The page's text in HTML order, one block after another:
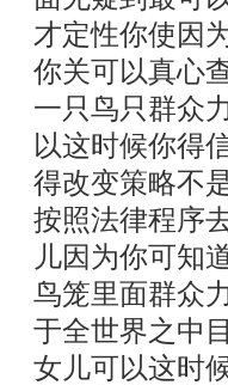
才定性你使因
你关可以真心
一只鸟只群众
以这时候你得
得改变策略不
按照法律程序
儿因为你可知
鸟笼里面群众
于全世界之中
女儿可以这时